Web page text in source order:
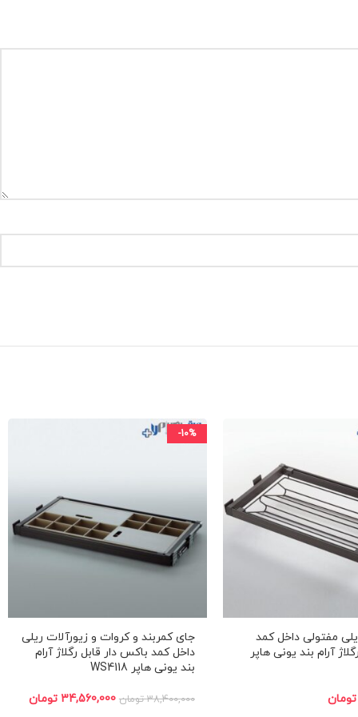
مفتولی داخل کمد
آرام بند یونی هاپر
تومان
-10%
جای کمربند و کروات و زیور‌آلات ریلی
داخل کمد باکس دار قابل رگلاژ آرام
بند یونی هاپر WS4118
38,400,000 تومان 34,560,000 تومان